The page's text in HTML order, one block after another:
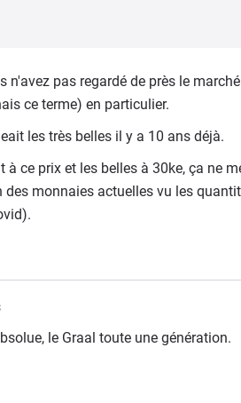
pas regardé de près le
ce terme) en particulier.
les très belles il y a 10 ans déjà.
ce prix et les belles à 30ke, ça ne
monnaies actuelles vu les
le Graal toute une génération.